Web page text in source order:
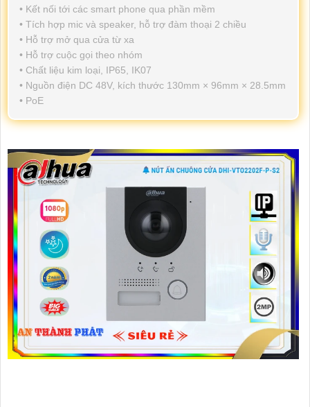
• Kết nối tới các smart phone qua phần mềm
• Tích hợp mic và speaker, hỗ trợ đàm thoại 2 chiều
• Hỗ trợ mở qua cửa từ xa
• Hỗ trợ cuộc gọi theo nhóm
• Chất liệu kim loại, IP65, IK07
• Nguồn điện DC 48V, kích thước 130mm × 96mm × 28.5mm
• PoE